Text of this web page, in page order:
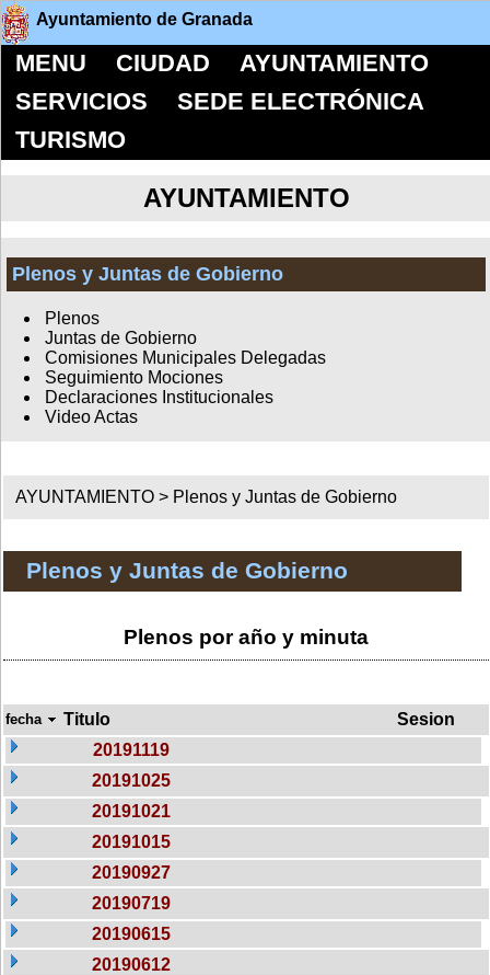
Ayuntamiento de Granada
MENU CIUDAD
AYUNTAMIENTO
SERVICIOS
SEDE ELECTRÓNICA
TURISMO
AYUNTAMIENTO
Plenos y Juntas de Gobierno
Plenos
Juntas de Gobierno
Comisiones Municipales Delegadas
Seguimiento Mociones
Declaraciones Institucionales
Video Actas
AYUNTAMIENTO > Plenos y Juntas de Gobierno
Plenos y Juntas de Gobierno
Plenos por año y minuta
fecha Titulo
Sesion
20191119
20191025
20191021
20191015
20190927
20190719
20190615
20190612